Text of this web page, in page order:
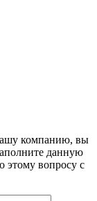
компанию, вы
данную
этому вопросу с